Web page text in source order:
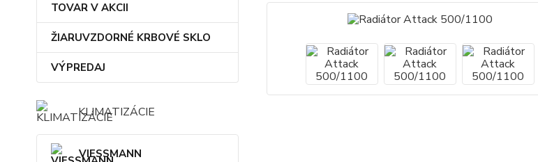
TOVAR V AKCII
ŽIARUVZDORNÉ KRBOVÉ SKLO
VÝPREDAJ
KLIMATIZÁCIE
VIESSMANN